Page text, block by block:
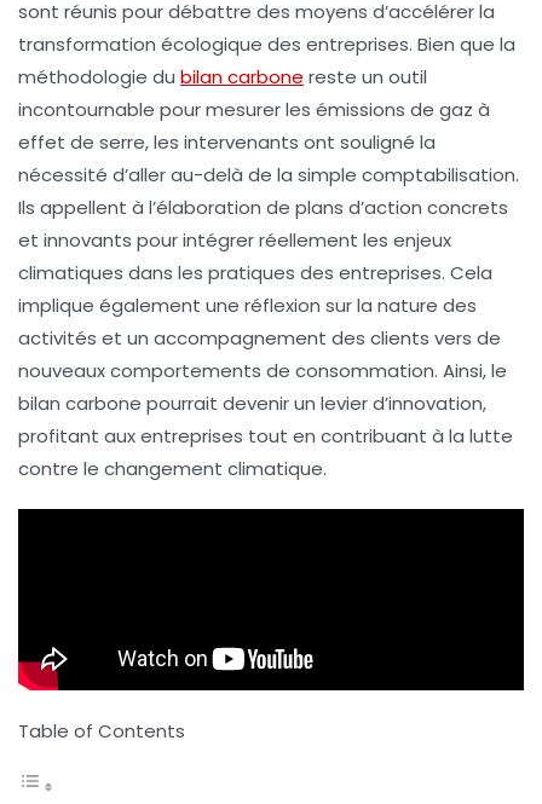
sont réunis pour débattre des moyens d’accélérer la
transformation écologique des entreprises. Bien que la
méthodologie du bilan carbone reste un outil
incontournable pour mesurer les émissions de gaz à
effet de serre, les intervenants ont souligné la
nécessité d’aller au-delà de la simple comptabilisation.
Ils appellent à l’élaboration de plans d’action concrets
et innovants pour intégrer réellement les enjeux
climatiques dans les pratiques des entreprises. Cela
implique également une réflexion sur la nature des
activités et un accompagnement des clients vers de
nouveaux comportements de consommation. Ainsi, le
bilan carbone pourrait devenir un levier d’innovation,
profitant aux entreprises tout en contribuant à la lutte
contre le changement climatique.
Table of Contents